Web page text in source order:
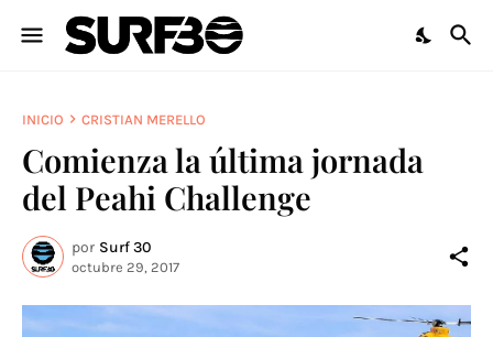
INICIO CRISTIAN MERELLO
Comienza la última jornada
del Peahi Challenge
por Surf 30
octubre 29, 2017